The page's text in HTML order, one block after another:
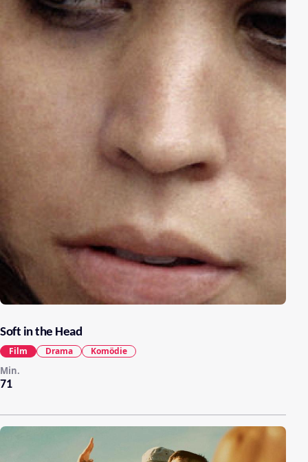
Soft in the Head
71
Min.
Film Drama Komödie